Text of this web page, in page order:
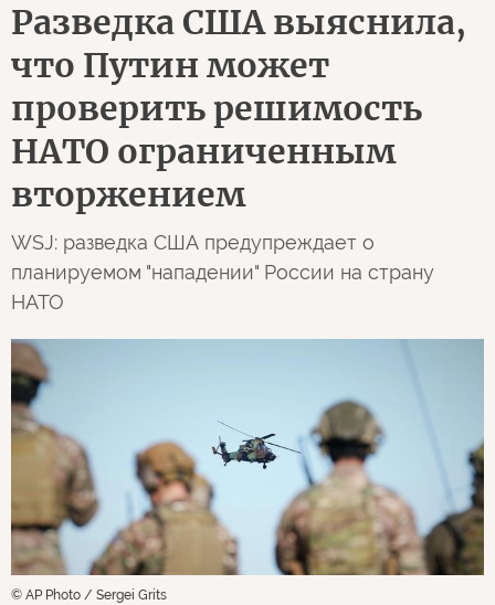
Разведка США выяснила,
что Путин может
проверить решимость
НАТО ограниченным
вторжением
WSJ: разведка США предупреждает о
планируемом "нападении" России на страну
НАТО
© AP Photo / Sergei Grits